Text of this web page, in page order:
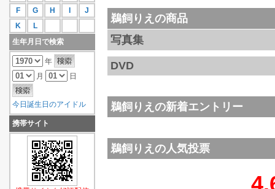
鵜飼りえの商品
写真集
DVD
鵜飼りえの新着エントリー
鵜飼りえの人気投票
F
G H
J
K
L
生年月日で検索
年
月
日
今日誕生日のアイドル
携帯サイト